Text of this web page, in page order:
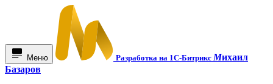
Меню Разработка на 1С-БитриксМихаил
Базаров